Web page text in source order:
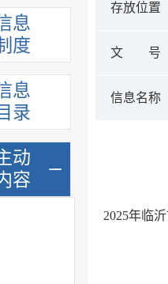
息
度
息
录
动
容
存放位置
文 号
信息名称
2025年临